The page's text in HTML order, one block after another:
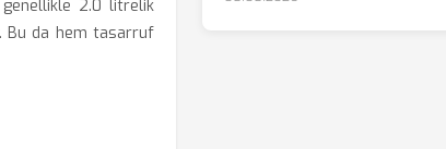
2.0 litrelik
Bu da hem tasarruf